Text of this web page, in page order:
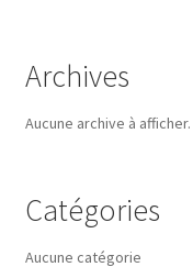
Archives
Aucune archive à afficher.
Catégories
Aucune catégorie